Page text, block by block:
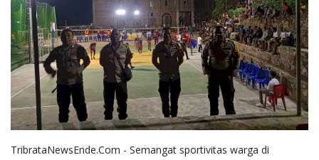
TribrataNewsEnde.Com - Semangat sportivitas warga di